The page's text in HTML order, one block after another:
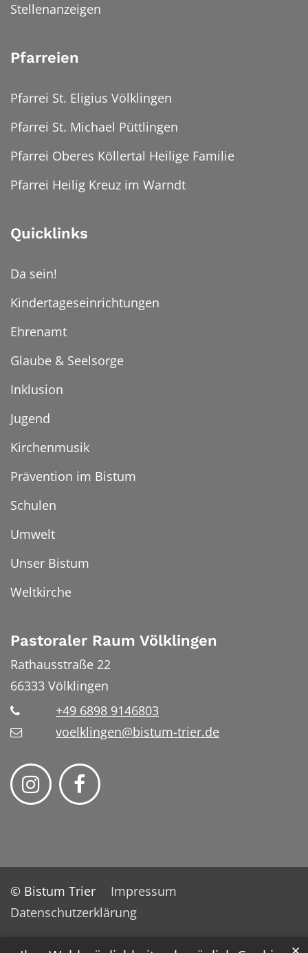
Stellenanzeigen
Pfarreien
Pfarrei St. Eligius Völklingen
Pfarrei St. Michael Püttlingen
Pfarrei Oberes Köllertal Heilige Familie
Pfarrei Heilig Kreuz im Warndt
Quicklinks
Da sein!
Kindertageseinrichtungen
Ehrenamt
Glaube & Seelsorge
Inklusion
Jugend
Kirchenmusik
Prävention im Bistum
Schulen
Umwelt
Unser Bistum
Weltkirche
Pastoraler Raum Völklingen
Rathausstraße 22
66333 Völklingen
+49 6898 9146803
voelklingen@bistum-trier.de
© Bistum Trier
Impressum
Datenschutzerklärung